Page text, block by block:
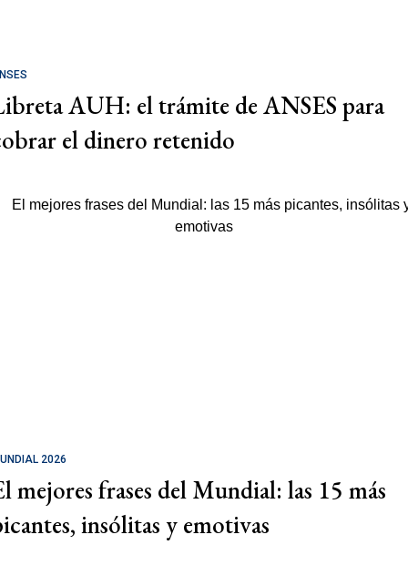
AUH: el trámite de ANSES para
el dinero retenido
2026
mejores frases del Mundial: las 15 más
insólitas y emotivas